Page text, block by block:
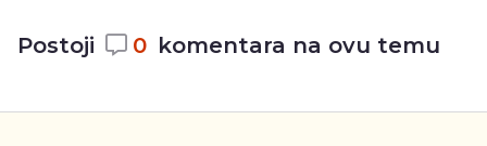
Postoji 0 komentara na ovu temu